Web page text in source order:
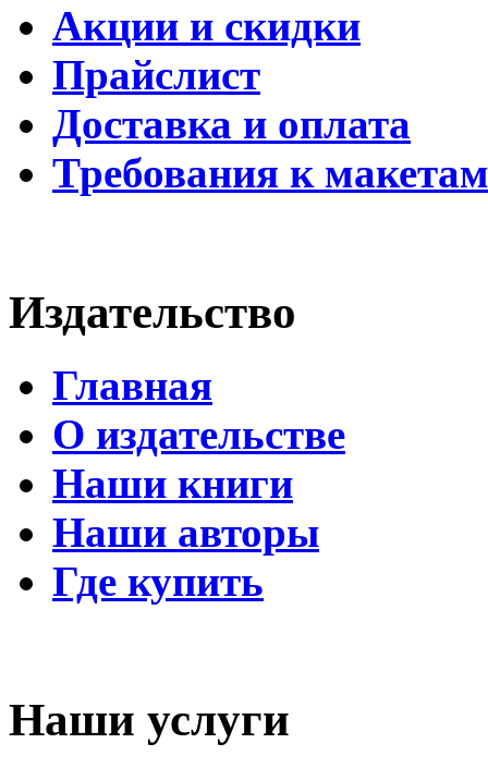
Акции и скидки
Прайслист
Доставка и оплата
Требования к макетам
Издательство
Главная
О издательстве
Наши книги
Наши авторы
Где купить
Наши услуги